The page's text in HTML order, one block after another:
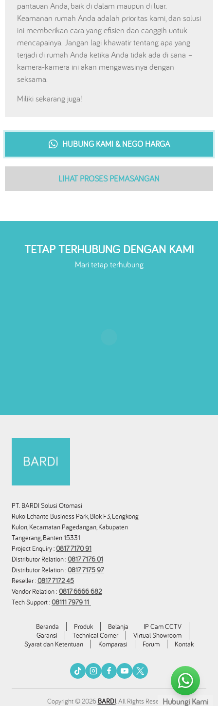
pantauan Anda, baik di dalam maupun di luar.
Keamanan rumah Anda adalah prioritas kami, dan solusi
ini memberikan cara yang efisien dan canggih untuk
mencapainya. Jangan lagi khawatir tentang apa yang
terjadi di rumah Anda ketika Anda tidak ada di sana –
kamera-kamera ini akan mengawasinya dengan
seksama.
Miliki sekarang juga!
HUBUNG KAMI & NEGO HARGA
LIHAT PROSES PEMASANGAN
TETAP TERHUBUNG DENGAN KAMI
Mari tetap terhubung
PT. BARDI Solusi Otomasi
Ruko Echante Business Park, Blok F3, Lengkong
Kulon, Kecamatan Pagedangan, Kabupaten
Tangerang, Banten 15331
Project Enquiry :0817 7170 91
Distributor Relation :0817 7176 01
Distributor Relation :0817 7175 97
Reseller :0817 7172 45
Vendor Relation : 0817 6666 682
Tech Support :08111 7979 11
Beranda Produk Belanja
IP Cam CCTV
Garansi
Technical Corner
Virtual Showroom
Syarat dan Ketentuan
Komparasi Forum Kontak
Copyright © 2026 BARDI. All Rights Reserved.Hubungi Kami